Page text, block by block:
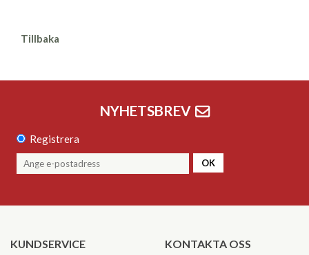
Tillbaka
NYHETSBREV
Registrera
OK
KUNDSERVICE KONTAKTA OSS